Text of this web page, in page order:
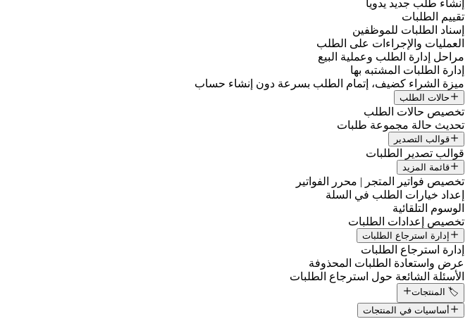
إنشاء طلب جديد يدوياً
تقييم الطلبات
إسناد الطلبات للموظفين
العمليات والإجراءات على الطلب
مراحل إدارة الطلب وعملية البيع
إدارة الطلبات المشتبه بها
ميزة الشراء كضيف، إتمام الطلب بسرعة دون إنشاء حساب
حالات الطلب
تخصيص حالات الطلب
تحديث حالة مجموعة طلبات
قوالب التصدير
قوالب تصدير الطلبات
قائمة المزيد
تخصيص فواتير المتجر | محرر الفواتير
إعداد خيارات الطلب في السلة
الوسوم التلقائية
تخصيص إعدادات الطلبات
إدارة استرجاع الطلبات
إدارة استرجاع الطلبات
عرض واستعادة الطلبات المحذوفة
الأسئلة الشائعة حول استرجاع الطلبات
🏷️ المنتجات
أساسيات في المنتجات